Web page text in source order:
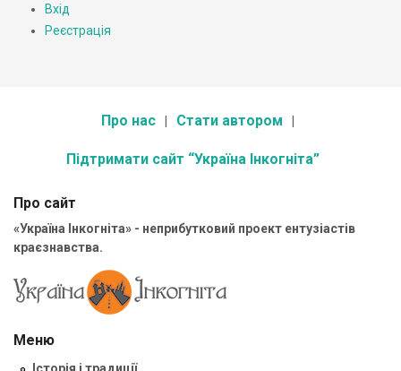
Вхід
Реєстрація
Про нас Стати автором
Підтримати сайт “Україна Інкогніта”
Про сайт
«Україна Інкогніта» - неприбутковий проект ентузіастів
краєзнавства.
Меню
Історія і традиції